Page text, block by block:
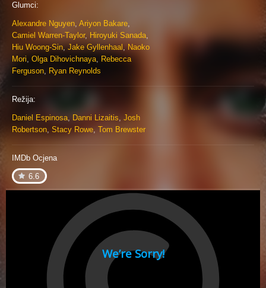
Glumci:
Alexandre Nguyen, Ariyon Bakare,
Camiel Warren-Taylor, Hiroyuki Sanada,
Hiu Woong-Sin,Jake Gyllenhaal , Naoko
Mori, Olga Dihovichnaya, Rebecca
Ferguson, Ryan Reynolds
Režija:
Daniel Espinosa, Danni Lizaitis, Josh
Robertson, Stacy Rowe, Tom Brewster
IMDb Ocjena
6.6